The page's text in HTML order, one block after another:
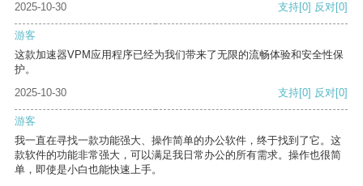
2025-10-30 支持[0] 反对[0]
游客
这款加速器VPM应用程序已经为我们带来了无限的流畅体验和安全性保
护。
2025-10-30
支持[0] 反对[0]
游客
我一直在寻找一款功能强大、操作简单的办公软件，终于找到了它。这
款软件的功能非常强大，可以满足我日常办公的所有需求。操作也很简
单，即使是小白也能快速上手。